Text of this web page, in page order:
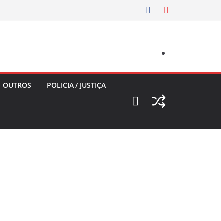
OUTROS POLICIA / JUSTIÇA